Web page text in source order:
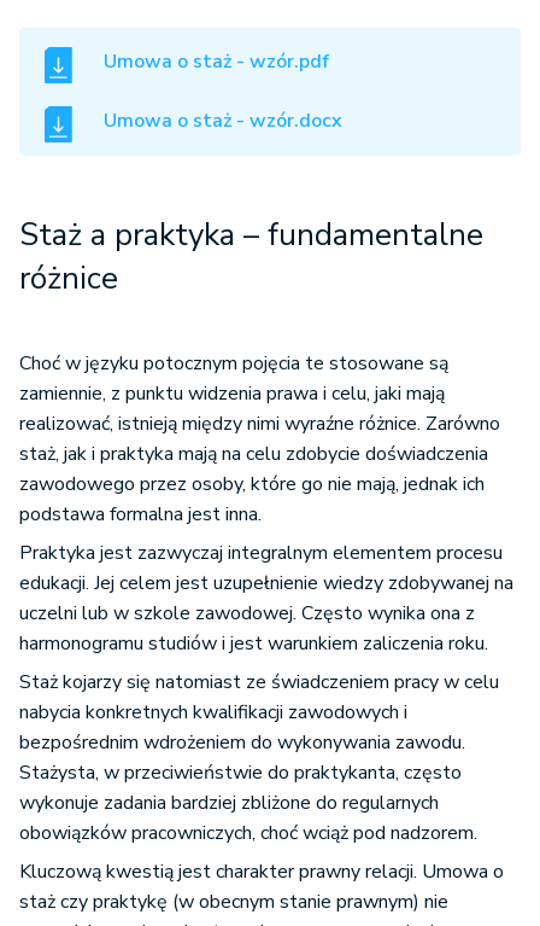
Umowa o staż - wzór.pdf
Umowa o staż - wzór.docx
Staż a praktyka – fundamentalne
różnice
Choć w języku potocznym pojęcia te stosowane są
zamiennie, z punktu widzenia prawa i celu, jaki mają
realizować, istnieją między nimi wyraźne różnice. Zarówno
staż, jak i praktyka mają na celu zdobycie doświadczenia
zawodowego przez osoby, które go nie mają, jednak ich
podstawa formalna jest inna.
Praktyka jest zazwyczaj integralnym elementem procesu
edukacji. Jej celem jest uzupełnienie wiedzy zdobywanej na
uczelni lub w szkole zawodowej. Często wynika ona z
harmonogramu studiów i jest warunkiem zaliczenia roku.
Staż kojarzy się natomiast ze świadczeniem pracy w celu
nabycia konkretnych kwalifikacji zawodowych i
bezpośrednim wdrożeniem do wykonywania zawodu.
Stażysta, w przeciwieństwie do praktykanta, często
wykonuje zadania bardziej zbliżone do regularnych
obowiązków pracowniczych, choć wciąż pod nadzorem.
Kluczową kwestią jest charakter prawny relacji. Umowa o
staż czy praktykę (w obecnym stanie prawnym) nie